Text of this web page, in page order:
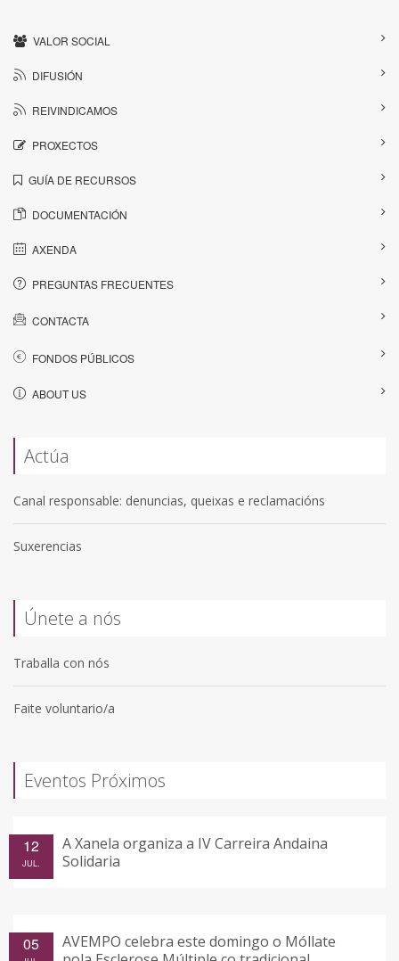
VALOR SOCIAL
DIFUSIÓN
REIVINDICAMOS
PROXECTOS
GUÍA DE RECURSOS
DOCUMENTACIÓN
AXENDA
PREGUNTAS FRECUENTES
CONTACTA
FONDOS PÚBLICOS
ABOUT US
Actúa
Canal responsable: denuncias, queixas e reclamacións
Suxerencias
Únete a nós
Traballa con nós
Faite voluntario/a
Eventos Próximos
A Xanela organiza a IV Carreira Andaina
Solidaria
12
JUL.
AVEMPO celebra este domingo o Móllate
05